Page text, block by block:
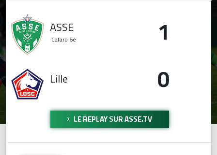
ASSE
Cafaro 6e 1
Lille 0
LE REPLAY SUR ASSE.TV